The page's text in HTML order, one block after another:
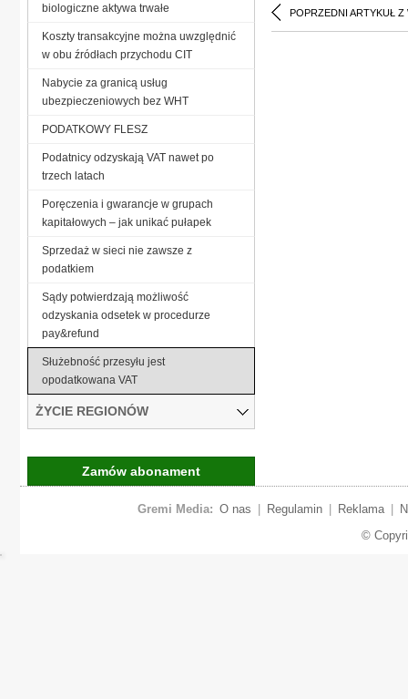
POPRZEDNI ARTYKUŁ Z
biologiczne aktywa trwałe
Koszty transakcyjne można uwzględnić
w obu źródłach przychodu CIT
Nabycie za granicą usług
ubezpieczeniowych bez WHT
PODATKOWY FLESZ
Podatnicy odzyskają VAT nawet po
trzech latach
Poręczenia i gwarancje w grupach
kapitałowych – jak unikać pułapek
Sprzedaż w sieci nie zawsze z
podatkiem
Sądy potwierdzają możliwość
odzyskania odsetek w procedurze
pay&refund
Służebność przesyłu jest
opodatkowana VAT
ŻYCIE REGIONÓW
Zamów abonament
Gremi Media: O nas Regulamin Reklama
©